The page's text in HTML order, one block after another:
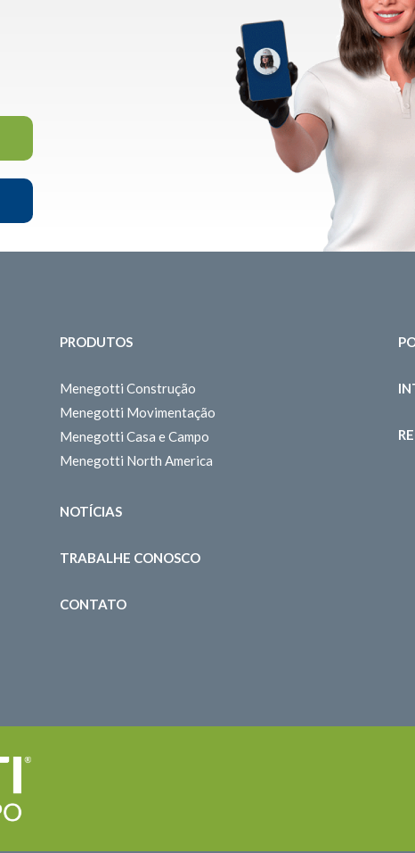
PRODUTOS
Menegotti Construção
Menegotti Movimentação
Menegotti Casa e Campo
Menegotti North America
NOTÍCIAS
TRABALHE CONOSCO
CONTATO